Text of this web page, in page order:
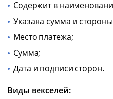
Содержит в
Указана сумма и
Место платежа;
Сумма;
Дата и подписи сторон.
Виды векселей: